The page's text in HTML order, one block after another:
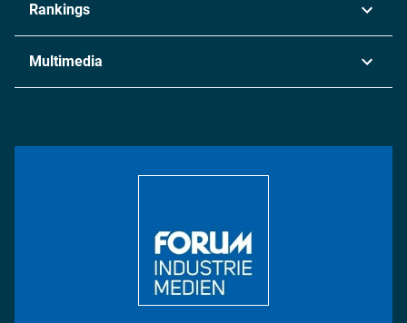
Chemie
Metall
Energie
Rankings
Multimedia